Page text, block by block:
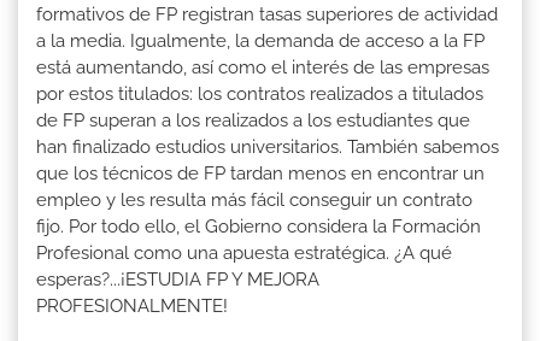
formativos de FP registran tasas superiores de actividad
a la media. Igualmente, la demanda de acceso a la FP
está aumentando, así como el interés de las empresas
por estos titulados: los contratos realizados a titulados
de FP superan a los realizados a los estudiantes que
han finalizado estudios universitarios. También sabemos
que los técnicos de FP tardan menos en encontrar un
empleo y les resulta más fácil conseguir un contrato
fijo. Por todo ello, el Gobierno considera la Formación
Profesional como una apuesta estratégica. ¿A qué
esperas?...¡ESTUDIA FP Y MEJORA
PROFESIONALMENTE!